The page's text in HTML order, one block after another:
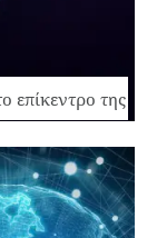
επίκεντρο της